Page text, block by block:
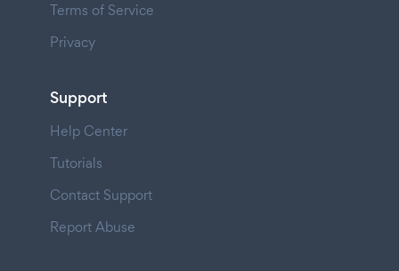
Terms of Service
Privacy
Support
Help Center
Tutorials
Contact Support
Report Abuse